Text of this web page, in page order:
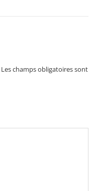
Les champs obligatoires sont